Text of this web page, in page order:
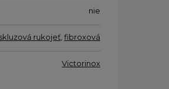
nie
rukojeť,fibroxová
Victorinox